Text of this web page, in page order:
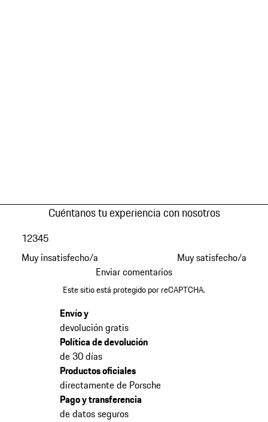
Cuéntanos tu experiencia con nosotros
Muy insatisfecho/a
12345
Muy satisfecho/a
Enviar comentarios
Este sitio está protegido por reCAPTCHA.
Envío y
devolución gratis
Política de devolución
de 30 días
Productos oficiales
directamente de Porsche
Pago y transferencia
de datos seguros